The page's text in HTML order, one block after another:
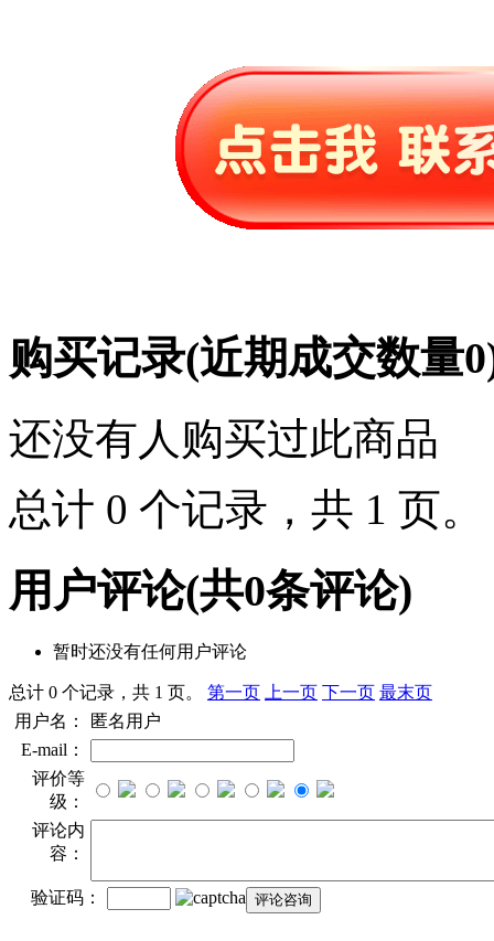
购买记录(近期成交数量0
还没有人购买过此商品
总计 0 个记录，共 1 页。
用户评论(共0条评论)
暂时还没有任何用户评论
总计 0 个记录，共 1 页。 第一页 上一页 下一页 最末页
用户名：
匿名用户
E-mail：
评价等
级：
评论内
容：
验证码：